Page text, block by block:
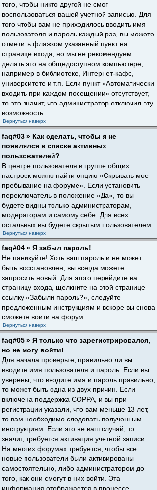
того, чтобы никто другой не смог
воспользоваться вашей учетной записью. Для
того чтобы вам не приходилось вводить имя
пользователя и пароль каждый раз, вы можете
отметить флажком указанный пункт на
странице входа, но мы не рекомендуем
делать это на общедоступном компьютере,
например в библиотеке, Интернет-кафе,
университете и т.п. Если пункт «Автоматически
входить при каждом посещении» отсутствует,
то это значит, что администратор отключил эту
возможность.
Вернуться наверх
faq#03 » Как сделать, чтобы я не
появлялся в списке активных
пользователей?
В центре пользователя в группе общих
настроек можно найти опцию «Скрывать мое
пребывание на форуме». Если установить
переключатель в положение «Да», то вы
будете видны только администраторам,
модераторам и самому себе. Для всех
остальных вы будете скрытым пользователем.
Вернуться наверх
faq#04 » Я забыл пароль!
Не паникуйте! Хоть ваш пароль и не может
быть восстановлен, вы всегда можете
запросить новый. Для этого перейдите на
страницу входа, щелкните на этой странице
ссылку «Забыли пароль?», следуйте
предложенным инструкциям и вскоре вы снова
сможете войти на форум.
Вернуться наверх
faq#05 » Я только что зарегистрировался,
но не могу войти!
Для начала проверьте, правильно ли вы
вводите имя пользователя и пароль. Если вы
уверены, что вводите имя и пароль правильно,
то может быть одна из двух причин. Если
включена поддержка COPPA, и вы при
регистрации указали, что вам меньше 13 лет,
то вам необходимо следовать полученным
инструкциям. Если это не ваш случай, то
значит, требуется активация учетной записи.
На многих форумах требуется, чтобы все
новые пользователи были активированы
самостоятельно, либо администратором до
того, как они смогут в них войти. Эта
информация отображается в процессе